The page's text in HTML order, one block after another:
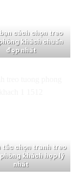
cách chọn treo
khách chuẩn
đẹp nhất
tắc chọn tranh treo
khách hợp lý
nhất